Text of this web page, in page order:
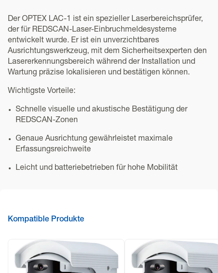
Der OPTEX LAC-1 ist ein spezieller Laserbereichsprüfer,
der für REDSCAN-Laser-Einbruchmeldesysteme
entwickelt wurde. Er ist ein unverzichtbares
Ausrichtungswerkzeug, mit dem Sicherheitsexperten den
Lasererkennungsbereich während der Installation und
Wartung präzise lokalisieren und bestätigen können.
Wichtigste Vorteile:
Schnelle visuelle und akustische Bestätigung der
REDSCAN-Zonen
Genaue Ausrichtung gewährleistet maximale
Erfassungsreichweite
Leicht und batteriebetrieben für hohe Mobilität
Kompatible Produkte